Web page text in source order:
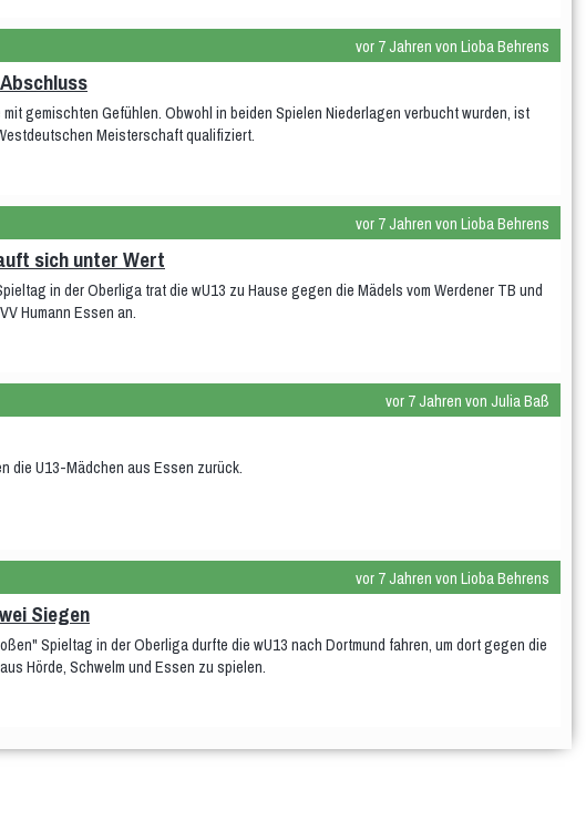
vor 7 Jahren von Lioba Behrens
gemischten Gefühlen. Obwohl in beiden Spielen Niederlagen verbucht wurden, ist
Meisterschaft qualifiziert.
vor 7 Jahren von Lioba Behrens
sich unter Wert
in der Oberliga trat die wU13 zu Hause gegen die Mädels vom Werdener TB und
Humann Essen an.
vor 7 Jahren von Julia Baß
die U13-Mädchen aus Essen zurück.
vor 7 Jahren von Lioba Behrens
Siegen
Spieltag in der Oberliga durfte die wU13 nach Dortmund fahren, um dort gegen die
Hörde, Schwelm und Essen zu spielen.